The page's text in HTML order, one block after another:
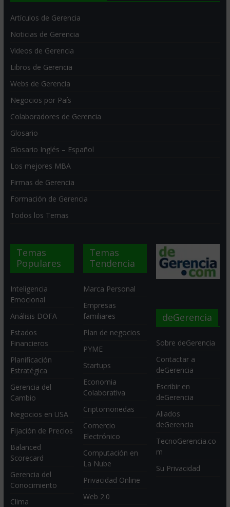
Artículos de Gerencia
Noticias de Gerencia
Videos de Gerencia
Libros de Gerencia
Webs de Gerencia
Negocios por País
Colaboradores de Gerencia
Glosario
Glosario Inglés – Español
Los mejores MBA
Firmas de Gerencia
Formación de Gerencia
Todos los Temas
Temas
Populares
Inteligencia
Emocional
Análisis DOFA
Estados
Financieros
Planificación
Estratégica
Gerencia del
Cambio
Negocios en USA
Fijación de Precios
Balanced
Scorecard
Gerencia del
Conocimiento
Clima
Temas
Tendencia
Marca Personal
Empresas
familiares
Plan de negocios
PYME
Startups
Economia
Colaborativa
Criptomonedas
Comercio
Electrónico
Computación en
La Nube
Privacidad Online
Web 2.0
deGerencia
Sobre deGerencia
Contactar a
deGerencia
Escribir en
deGerencia
Aliados
deGerencia
TecnoGerencia.co
m
Su Privacidad